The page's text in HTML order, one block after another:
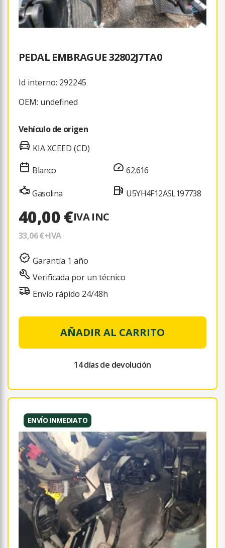
PEDAL EMBRAGUE 32802J7TA0
Id interno: 292245
OEM: undefined
Vehículo de origen
KIA XCEED (CD)
Blanco
Gasolina
62.616
U5YH4F12ASL197738
40,00 €IVA INC
33,06 €+IVA
Garantía 1 año
Verificada por un técnico
Envío rápido 24/48h
AÑADIR AL CARRITO
14 días de devolución
ENVÍO INMEDIATO